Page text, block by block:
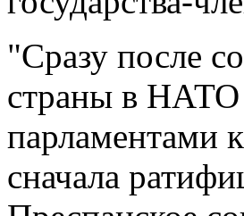
"Сразу после
страны в НАТО
парламентами
сначала